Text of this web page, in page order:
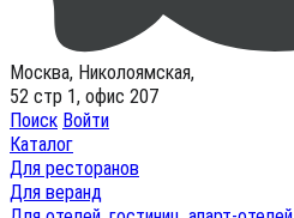
Москва, Николоямская,
52 стр 1, офис 207
Поиск Войти
Каталог
Для ресторанов
Для веранд